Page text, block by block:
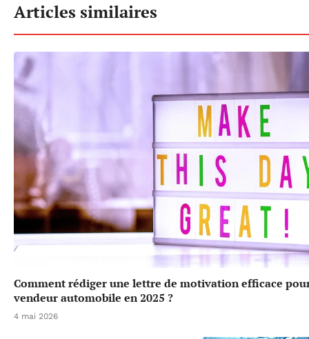
Articles similaires
Comment rédiger une lettre de motivation efficace
vendeur automobile en 2025 ?
4 mai 2026